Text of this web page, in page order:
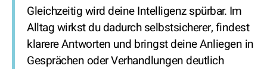
Gleichzeitig wird deine Intelligenz spürbar. Im
Alltag wirkst du dadurch selbstsicherer, findest
klarere Antworten und bringst deine Anliegen in
Gesprächen oder Verhandlungen deutlich